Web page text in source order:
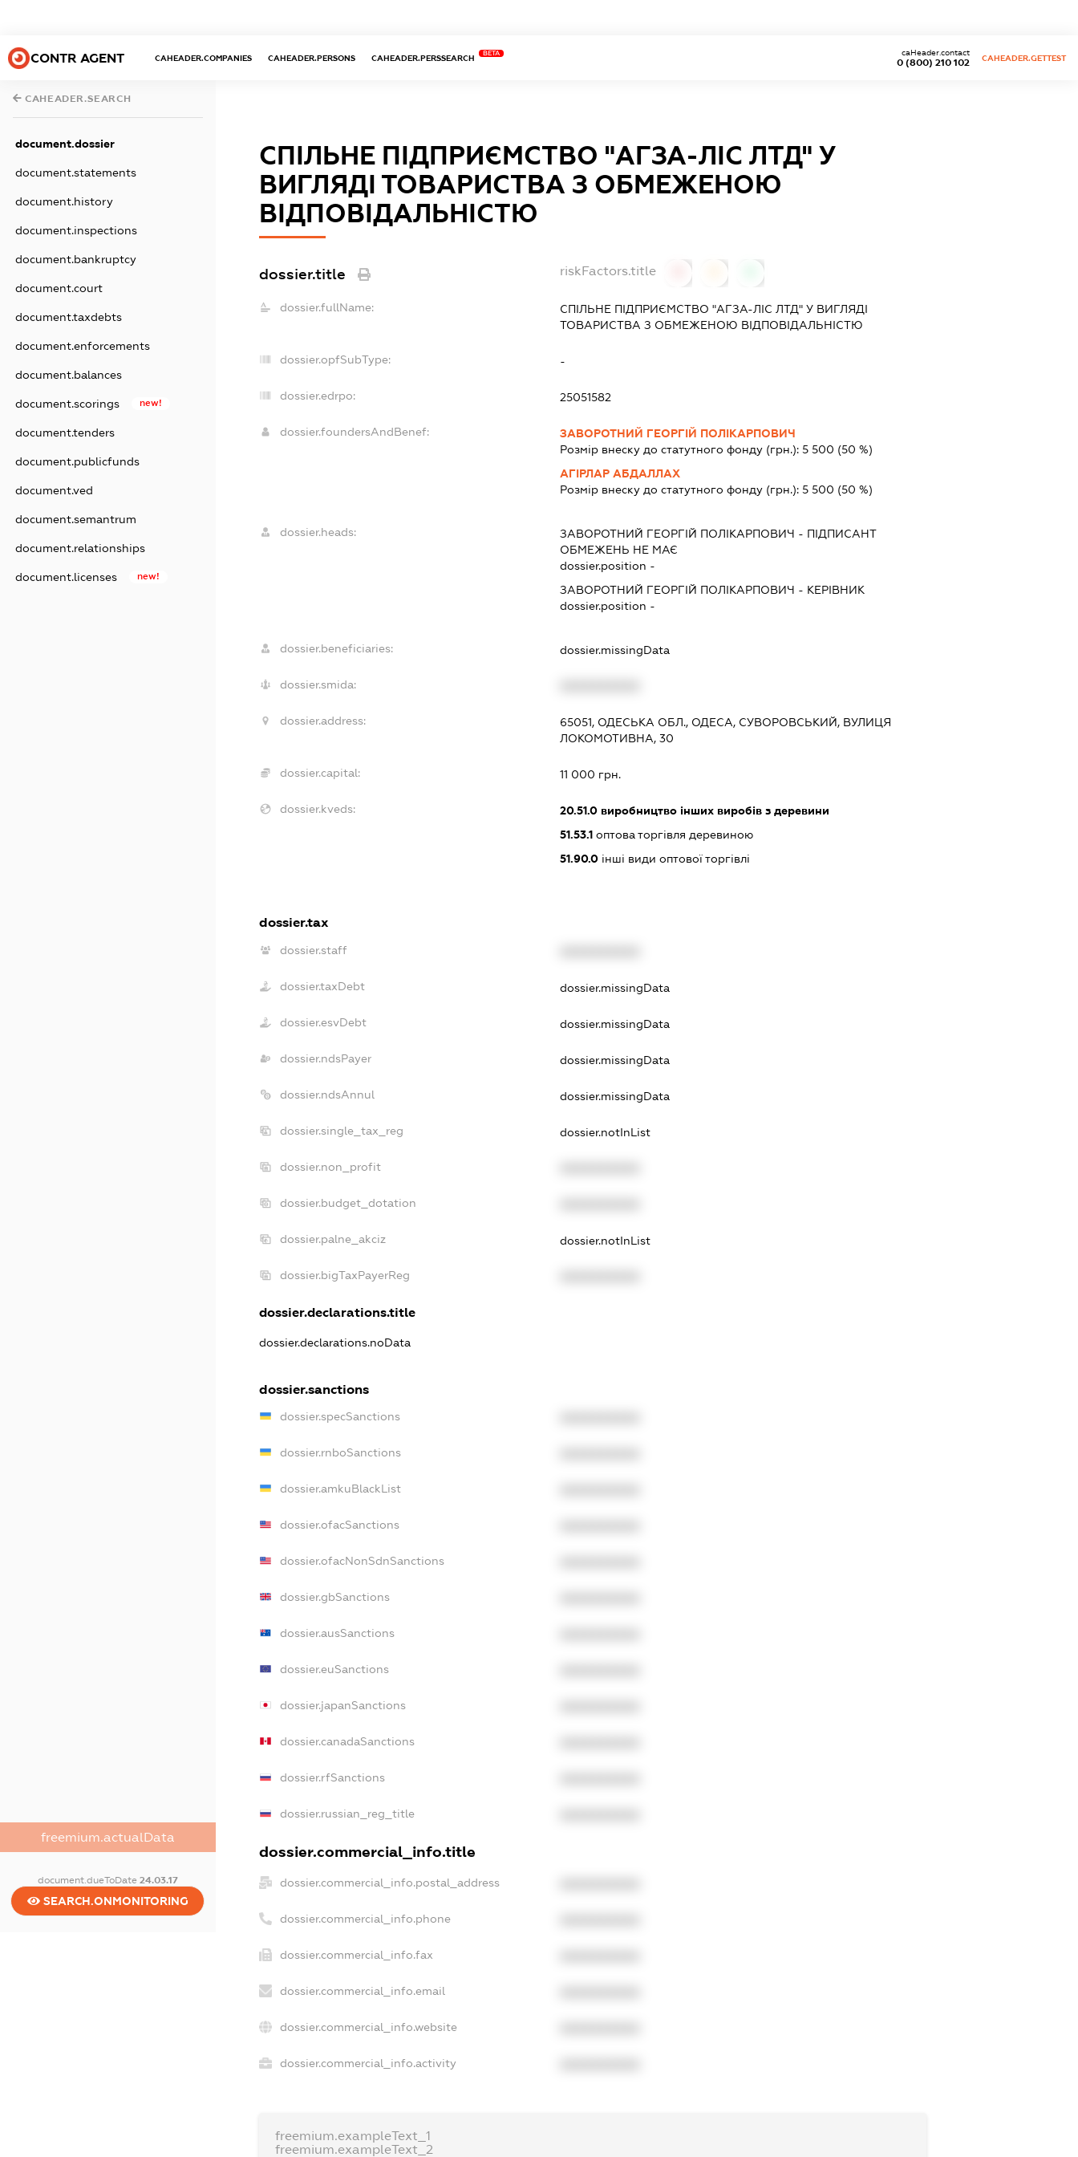
CONTR AGENT CAHEADER.COMPANIES CAHEADER.PERSONS CAHEADER.PERSSEARCH
BETA
0 (800) 210 102
caHeader.contact
CAHEADER.GETTEST
CAHEADER.SEARCH
document.dossier
document.statements
document.history
document.inspections
document.bankruptcy
document.court
document.taxdebts
document.enforcements
document.balances
document.scorings new!
document.tenders
document.publicfunds
document.ved
document.semantrum
document.relationships
document.licenses new!
freemium.actualData
document.dueToDate 24.03.17
SEARCH.ONMONITORING
СПІЛЬНЕ ПІДПРИЄМСТВО "АГЗА-ЛІС ЛТД" У
ВИГЛЯДІ ТОВАРИСТВА З ОБМЕЖЕНОЮ
ВІДПОВІДАЛЬНІСТЮ
dossier.title riskFactors.title
dossier.fullName:
СПІЛЬНЕ ПІДПРИЄМСТВО "АГЗА-ЛІС ЛТД" У ВИГЛЯДІ
ТОВАРИСТВА З ОБМЕЖЕНОЮ ВІДПОВІДАЛЬНІСТЮ
dossier.opfSubType: -
dossier.edrpo: 25051582
dossier.foundersAndBenef:
ЗАВОРОТНИЙ ГЕОРГІЙ ПОЛІКАРПОВИЧ
Розмір внеску до статутного фонду (грн.): 5 500 (50 %)
АГІРЛАР АБДАЛЛАХ
Розмір внеску до статутного фонду (грн.): 5 500 (50 %)
dossier.heads: ЗАВОРОТНИЙ ГЕОРГІЙ ПОЛІКАРПОВИЧ - ПІДПИСАНТ
ОБМЕЖЕНЬ НЕ МАЄ
dossier.position -
ЗАВОРОТНИЙ ГЕОРГІЙ ПОЛІКАРПОВИЧ - КЕРІВНИК
dossier.position -
dossier.beneficiaries: dossier.missingData
dossier.smida:
dossier.address:
65051, ОДЕСЬКА ОБЛ., ОДЕСА, СУВОРОВСЬКИЙ, ВУЛИЦЯ
ЛОКОМОТИВНА, 30
dossier.capital: 11 000 грн.
dossier.kveds: 20.51.0виробництво інших виробів з деревини
51.53.1оптова торгівля деревиною
51.90.0інші види оптової торгівлі
dossier.tax
dossier.staff
dossier.taxDebt dossier.missingData
dossier.esvDebt dossier.missingData
dossier.ndsPayer dossier.missingData
dossier.ndsAnnul dossier.missingData
dossier.single_tax_reg dossier.notInList
dossier.non_profit
dossier.budget_dotation
dossier.palne_akciz dossier.notInList
dossier.bigTaxPayerReg
dossier.declarations.title
dossier.declarations.noData
dossier.sanctions
dossier.specSanctions
dossier.rnboSanctions
dossier.amkuBlackList
dossier.ofacSanctions
dossier.ofacNonSdnSanctions
dossier.gbSanctions
dossier.ausSanctions
dossier.euSanctions
dossier.japanSanctions
dossier.canadaSanctions
dossier.rfSanctions
dossier.russian_reg_title
dossier.commercial_info.title
dossier.commercial_info.postal_address
dossier.commercial_info.phone
dossier.commercial_info.fax
dossier.commercial_info.email
dossier.commercial_info.website
dossier.commercial_info.activity
freemium.exampleText_1
freemium.exampleText_2